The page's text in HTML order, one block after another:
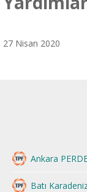
27 Nisan 2020
Ankara
Batı